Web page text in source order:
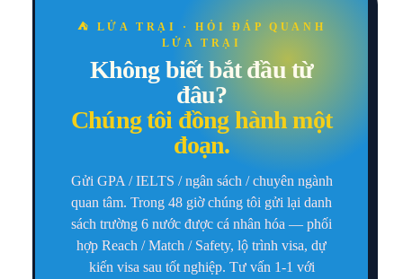
⛺ LỬA TRẠI · HỎI ĐÁP QUANH
LỬA TRẠI
Không biết bắt đầu từ
đâu?
Chúng tôi đồng hành một
đoạn.
Gửi GPA / IELTS / ngân sách / chuyên ngành
quan tâm. Trong 48 giờ chúng tôi gửi lại danh
sách trường 6 nước được cá nhân hóa — phối
hợp Reach / Match / Safety, lộ trình visa, dự
kiến visa sau tốt nghiệp. Tư vấn 1-1 với